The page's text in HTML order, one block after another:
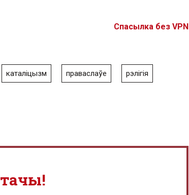
Спасылка без VPN
каталіцызм праваслаўе рэлігія